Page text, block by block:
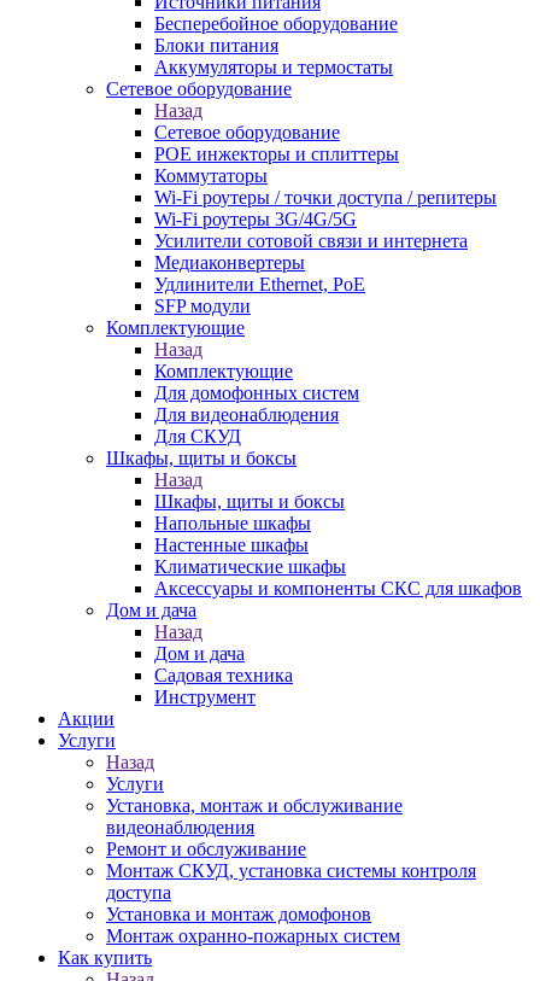
Бесперебойное оборудование
Блоки питания
Аккумуляторы и термостаты
Сетевое оборудование
Назад
Сетевое оборудование
POE инжекторы и сплиттеры
Коммутаторы
Wi-Fi роутеры / точки доступа / репитеры
Wi-Fi роутеры 3G/4G/5G
Усилители сотовой связи и интернета
Медиаконвертеры
Удлинители Ethernet, PoE
SFP модули
Комплектующие
Назад
Комплектующие
Для домофонных систем
Для видеонаблюдения
Для СКУД
Шкафы, щиты и боксы
Назад
Шкафы, щиты и боксы
Напольные шкафы
Настенные шкафы
Климатические шкафы
Аксессуары и компоненты СКС для шкафов
Дом и дача
Назад
Дом и дача
Садовая техника
Инструмент
Акции
Услуги
Назад
Услуги
Установка, монтаж и обслуживание
видеонаблюдения
Ремонт и обслуживание
Монтаж СКУД, установка системы контроля
доступа
Установка и монтаж домофонов
Монтаж охранно-пожарных систем
Как купить